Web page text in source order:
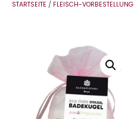
STARTSEITE / FLEISCH-VORBESTELLUNG